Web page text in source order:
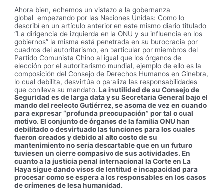
Ahora bien, echemos un vistazo a la gobernanza
global empezando por las Naciones Unidas: Como lo
describí en un artículo anterior en este mismo diario titulado
“La dirigencia de izquierda en la ONU y su influencia en los
gobiernos” la misma está penetrada en su burocracia por
cuadros del autoritarismo, en particular por miembros del
Partido Comunista Chino al igual que los órganos de
elección por el autoritarismo mundial, ejemplo de ello es la
composición del Consejo de Derechos Humanos en Ginebra,
lo cual debilita, desvirtúa o paraliza las responsabilidades
que conlleva su mandato. La inutilidad de su Consejo de
Seguridad es de larga data y su Secretaria General bajo el
mando del reelecto Gutiérrez, se asoma de vez en cuando
para expresar “profunda preocupación” por tal o cual
motivo. El conjunto de órganos de la familia ONU han
debilitado o desvirtuado las funciones para los cuales
fueron creados y debido al alto costo de su
mantenimiento no seria descartable que en un futuro
tuviesen un cierre compasivo de sus actividades. En
cuanto a la justicia penal internacional la Corte en La
Haya sigue dando visos de lentitud e incapacidad para
procesar como se espera a los responsables en los casos
de crímenes de lesa humanidad.